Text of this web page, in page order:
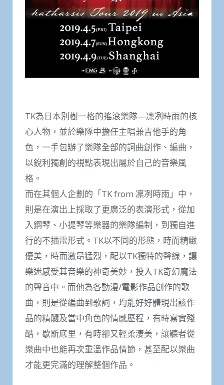
TK為日本別樹一格的搖滾樂隊—凜冽時雨的核
心人物，並於樂隊中擔任主唱兼吉他手的角
色，一手包辦了樂隊全部的詞曲創作、編曲，
以銳利獨創的視點表現出屬於自己的音樂風
格。
而在其個人企劃的「TK from 凜冽時雨」中，
則是在演出上採取了更廣泛的表演形式，從加
入鋼琴、小提琴等樂器的樂隊編制，到獨自進
行的不插電形式。TK以不同的形態，時而精緻
優美，時而激昂猛烈，配以TK獨特的聲線，讓
樂迷感受其音樂的神奇美妙，投入TK奇幻魔法
的聲音中。而他為各動漫/電影作品創作的歌
曲，則是從編曲到歌詞，均能好好體現出該作
品的精髓及當中角色的情感歷程，有時寫實殘
酷，歇斯底里，有時卻又輕柔淒美，讓聽者從
樂曲中也能再次重溫作品情節，甚至配以樂曲
才能更完滿的理解整個作品。